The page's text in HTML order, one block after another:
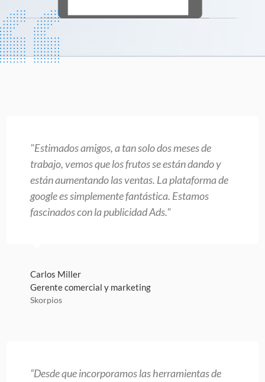
"Estimados amigos, a tan solo dos meses de
trabajo, vemos que los frutos se están dando y
están aumentando las ventas. La plataforma de
google es simplemente fantástica. Estamos
fascinados con la publicidad Ads."
Carlos Miller
Gerente comercial y marketing
Skorpios
“Desde que incorporamos las herramientas de